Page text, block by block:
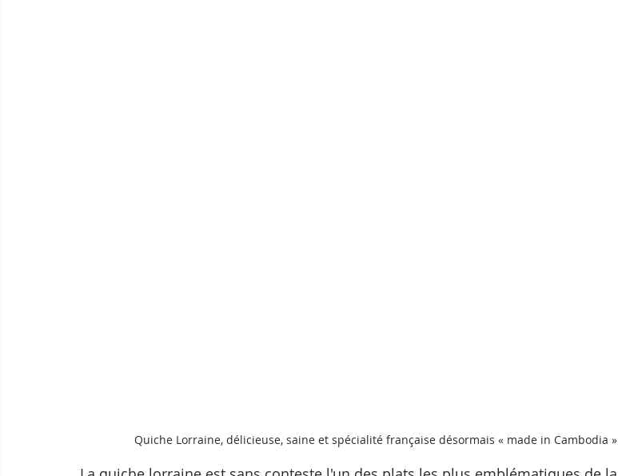
Quiche Lorraine, délicieuse, saine et spécialité française désormais « made in Cambodia »